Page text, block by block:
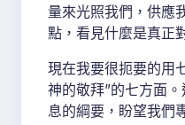
量來光照我們，供應
點，看見什麼是真正
現在我要很扼要的用
神的敬拜”的七方面
息的綱要，盼望我們